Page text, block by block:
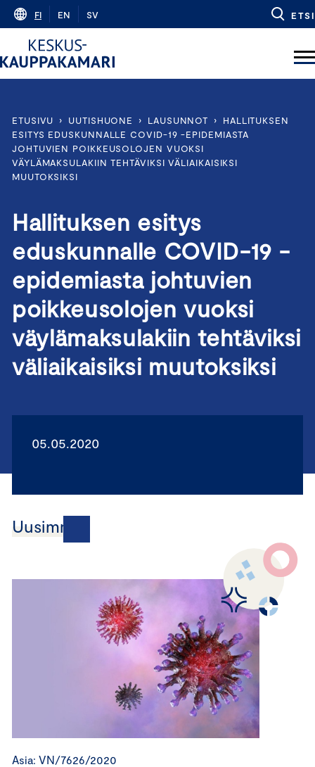
Skip
content
FI EN SV ETSI
ETUSIVU › UUTISHUONE › LAUSUNNOT ›
HALLITUKSEN
ESITYS EDUSKUNNALLE COVID-19 -EPIDEMIASTA
JOHTUVIEN POIKKEUSOLOJEN VUOKSI
VÄYLÄMAKSULAKIIN TEHTÄVIKSI VÄLIAIKAISIKSI
MUUTOKSIKSI
Hallituksen esitys
eduskunnalle COVID-19 -
epidemiasta johtuvien
poikkeusolojen vuoksi
väylämaksulakiin tehtäviksi
väliaikaisiksi muutoksiksi
05.05.2020
Uusimmat
Asia: VN/7626/2020